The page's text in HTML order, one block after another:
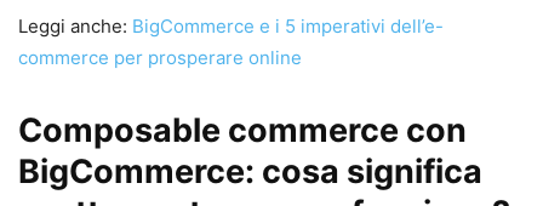
Leggi anche: BigCommerce e i 5 imperativi dell’e-
commerce per prosperare online
Composable commerce con
BigCommerce: cosa significa